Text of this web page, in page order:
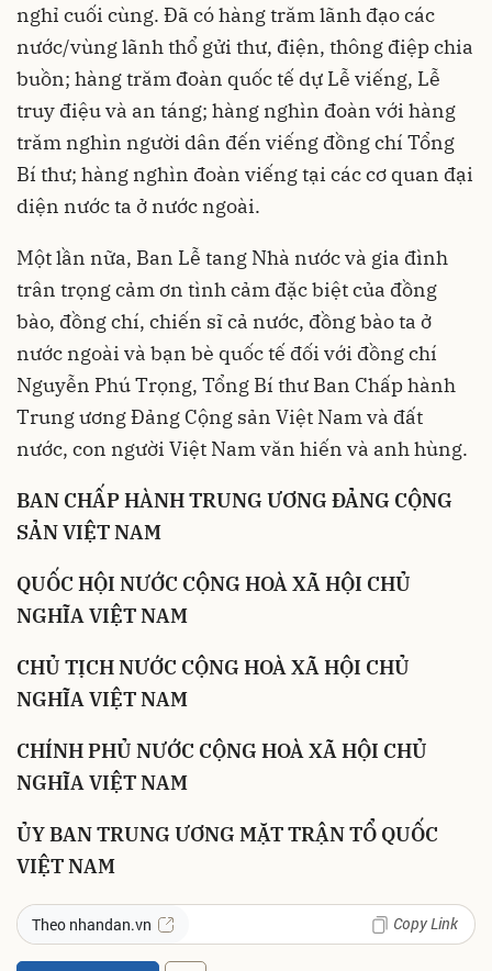
nghỉ cuối cùng. Đã có hàng trăm lãnh đạo các
nước/vùng lãnh thổ gửi thư, điện, thông điệp chia
buồn; hàng trăm đoàn quốc tế dự Lễ viếng, Lễ
truy điệu và an táng; hàng nghìn đoàn với hàng
trăm nghìn người dân đến viếng đồng chí Tổng
Bí thư; hàng nghìn đoàn viếng tại các cơ quan đại
diện nước ta ở nước ngoài.
Một lần nữa, Ban Lễ tang Nhà nước và gia đình
trân trọng cảm ơn tình cảm đặc biệt của đồng
bào, đồng chí, chiến sĩ cả nước, đồng bào ta ở
nước ngoài và bạn bè quốc tế đối với đồng chí
Nguyễn Phú Trọng, Tổng Bí thư Ban Chấp hành
Trung ương Đảng Cộng sản Việt Nam và đất
nước, con người Việt Nam văn hiến và anh hùng.
BAN CHẤP HÀNH TRUNG ƯƠNG ĐẢNG CỘNG
SẢN VIỆT NAM
QUỐC HỘI NƯỚC CỘNG HOÀ XÃ HỘI CHỦ
NGHĨA VIỆT NAM
CHỦ TỊCH NƯỚC CỘNG HOÀ XÃ HỘI CHỦ
NGHĨA VIỆT NAM
CHÍNH PHỦ NƯỚC CỘNG HOÀ XÃ HỘI CHỦ
NGHĨA VIỆT NAM
ỦY BAN TRUNG ƯƠNG MẶT TRẬN TỔ QUỐC
VIỆT NAM
Theo nhandan.vn Copy Link